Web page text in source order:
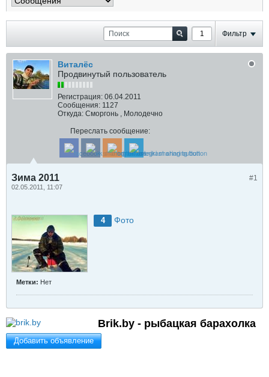
Фильтр
Виталёс
Продвинутый пользователь
Регистрация: 06.04.2011
Сообщения: 1127
Откуда: Сморгонь , Молодечно
Переслать сообщение:
#1
Зима 2011
02.05.2011, 11:07
4 Фото
Метки: Нет
Brik.by - рыбацкая барахолка
Добавить объявление